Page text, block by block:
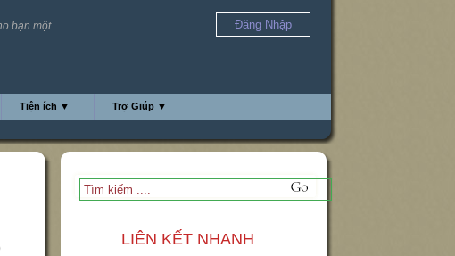
bạn một
Đăng Nhập
Tiện ích ▼ Trợ Giúp ▼
LIÊN KẾT NHANH